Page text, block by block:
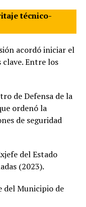
técnico-
acordó iniciar el
Entre los
de Defensa de la
ordenó la
de seguridad
del Estado
(2023).
Municipio de